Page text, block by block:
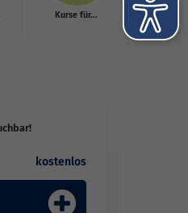
Kurse für...
kostenlos